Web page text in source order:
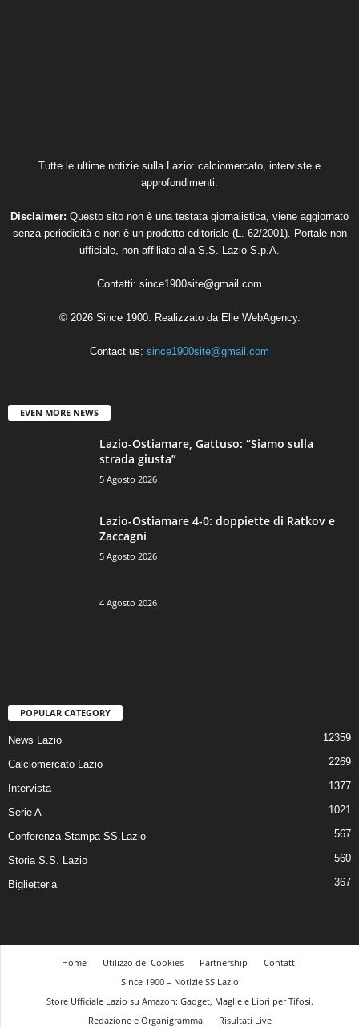
Tutte le ultime notizie sulla Lazio: calciomercato, interviste e
approfondimenti.
Disclaimer: Questo sito non è una testata giornalistica, viene aggiornato
senza periodicità e non è un prodotto editoriale (L. 62/2001). Portale non
ufficiale, non affiliato alla S.S. Lazio S.p.A.
Contatti: since1900site@gmail.com
© 2026 Since 1900. Realizzato da Elle WebAgency.
Contact us: since1900site@gmail.com
EVEN MORE NEWS
Lazio-Ostiamare, Gattuso: “Siamo sulla
strada giusta”
5 Agosto 2026
Lazio-Ostiamare 4-0: doppiette di Ratkov e
Zaccagni
5 Agosto 2026
4 Agosto 2026
POPULAR CATEGORY
News Lazio 12359
Calciomercato Lazio 2269
Intervista 1377
Serie A 1021
Conferenza Stampa SS.Lazio 567
Storia S.S. Lazio 560
Biglietteria 367
Home Utilizzo dei Cookies Partnership
Contatti
Since 1900 – Notizie SS Lazio
Store Ufficiale Lazio su Amazon: Gadget, Maglie e Libri per Tifosi.
Redazione e Organigramma
Risultati Live